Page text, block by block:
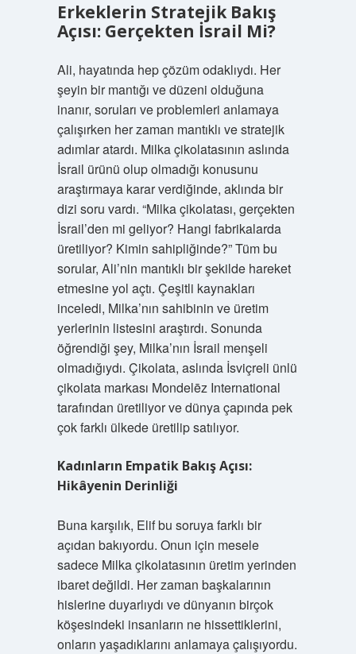
Erkeklerin Stratejik Bakış
Açısı: Gerçekten İsrail Mi?
Ali, hayatında hep çözüm odaklıydı. Her
şeyin bir mantığı ve düzeni olduğuna
inanır, soruları ve problemleri anlamaya
çalışırken her zaman mantıklı ve stratejik
adımlar atardı. Milka çikolatasının aslında
İsrail ürünü olup olmadığı konusunu
araştırmaya karar verdiğinde, aklında bir
dizi soru vardı. “Milka çikolatası, gerçekten
İsrail’den mi geliyor? Hangi fabrikalarda
üretiliyor? Kimin sahipliğinde?” Tüm bu
sorular, Ali’nin mantıklı bir şekilde hareket
etmesine yol açtı. Çeşitli kaynakları
inceledi, Milka’nın sahibinin ve üretim
yerlerinin listesini araştırdı. Sonunda
öğrendiği şey, Milka’nın İsrail menşeli
olmadığıydı. Çikolata, aslında İsviçreli ünlü
çikolata markası Mondelēz International
tarafından üretiliyor ve dünya çapında pek
çok farklı ülkede üretilip satılıyor.
Kadınların Empatik Bakış Açısı:
Hikâyenin Derinliği
Buna karşılık, Elif bu soruya farklı bir
açıdan bakıyordu. Onun için mesele
sadece Milka çikolatasının üretim yerinden
ibaret değildi. Her zaman başkalarının
hislerine duyarlıydı ve dünyanın birçok
köşesindeki insanların ne hissettiklerini,
onların yaşadıklarını anlamaya çalışıyordu.